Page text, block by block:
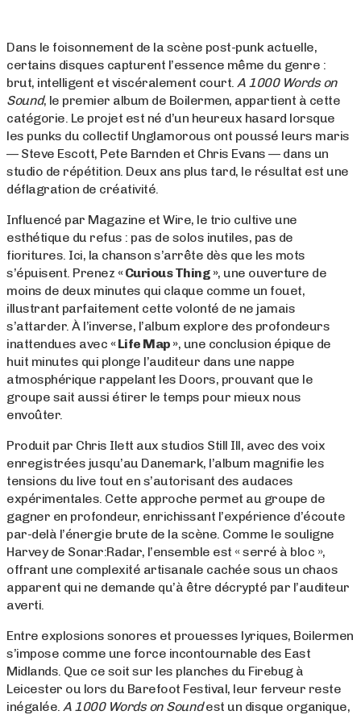
Dans le foisonnement de la scène post-punk actuelle,
certains disques capturent l’essence même du genre :
brut, intelligent et viscéralement court. A 1000 Words on
Sound, le premier album de Boilermen, appartient à cette
catégorie. Le projet est né d’un heureux hasard lorsque
les punks du collectif Unglamorous ont poussé leurs maris
— Steve Escott, Pete Barnden et Chris Evans — dans un
studio de répétition. Deux ans plus tard, le résultat est une
déflagration de créativité.
Influencé par Magazine et Wire, le trio cultive une
esthétique du refus : pas de solos inutiles, pas de
fioritures. Ici, la chanson s’arrête dès que les mots
s’épuisent. Prenez « Curious Thing », une ouverture de
moins de deux minutes qui claque comme un fouet,
illustrant parfaitement cette volonté de ne jamais
s’attarder. À l’inverse, l’album explore des profondeurs
inattendues avec « Life Map », une conclusion épique de
huit minutes qui plonge l’auditeur dans une nappe
atmosphérique rappelant les Doors, prouvant que le
groupe sait aussi étirer le temps pour mieux nous
envoûter.
Produit par Chris Ilett aux studios Still Ill, avec des voix
enregistrées jusqu’au Danemark, l’album magnifie les
tensions du live tout en s’autorisant des audaces
expérimentales. Cette approche permet au groupe de
gagner en profondeur, enrichissant l’expérience d’écoute
par-delà l’énergie brute de la scène. Comme le souligne
Harvey de Sonar:Radar, l’ensemble est « serré à bloc »,
offrant une complexité artisanale cachée sous un chaos
apparent qui ne demande qu’à être décrypté par l’auditeur
averti.
Entre explosions sonores et prouesses lyriques, Boilermen
s’impose comme une force incontournable des East
Midlands. Que ce soit sur les planches du Firebug à
Leicester ou lors du Barefoot Festival, leur ferveur reste
inégalée. A 1000 Words on Soundest un disque organique,